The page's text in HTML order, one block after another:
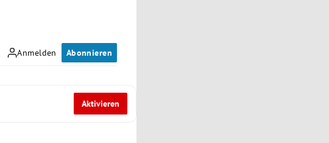
Anmelden Abonnieren
Aktivieren